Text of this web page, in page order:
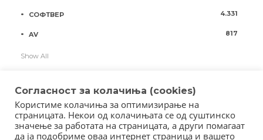
СОФТВЕР 4.331
AV 817
Show All
Согласност за колачиња (cookies)
Користиме колачиња за оптимизирање на
страницата. Некои од колачињата се од суштинско
значење за работата на страницата, а други помагаат
да ја подобриме оваа интернет страница и вашето